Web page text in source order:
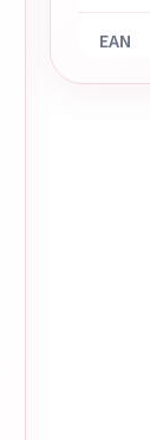
EAN